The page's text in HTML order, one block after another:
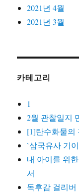
2021년 4월
2021년 3월
카테고리
1
2월 관찰일지
[1]탄수화물의
`삼국유사 기
내 아이를 위
서
독후감 걸리